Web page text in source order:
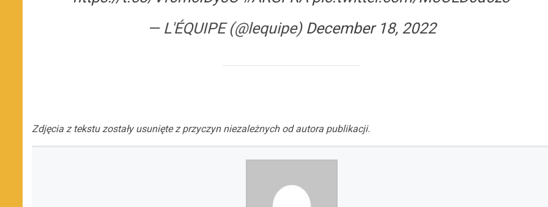
— L'ÉQUIPE (@lequipe) December 18, 2022
Zdjęcia z tekstu zostały usunięte z przyczyn niezależnych od autora publikacji.